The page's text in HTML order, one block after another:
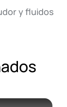
y fluidos